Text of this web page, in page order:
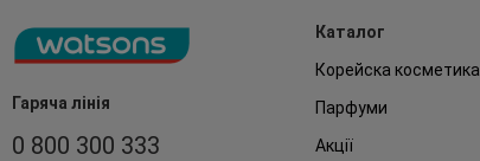
Гаряча лінія
0 800 300 333
Каталог
Корейска косметика
Парфуми
Акції